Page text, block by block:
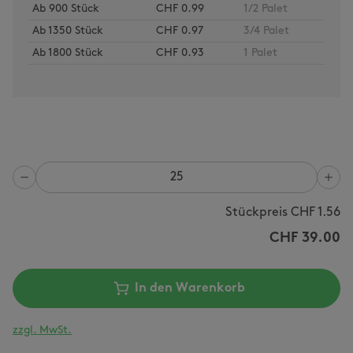
Ab 900 Stück CHF 0.99
1/2 Palet
Ab 1350 Stück CHF 0.97
3/4 Palet
Ab 1800 Stück CHF 0.93 1 Palet
Anzahl
Stückpreis CHF 1.56
CHF 39.00
In den Warenkorb
zzgl. MwSt.